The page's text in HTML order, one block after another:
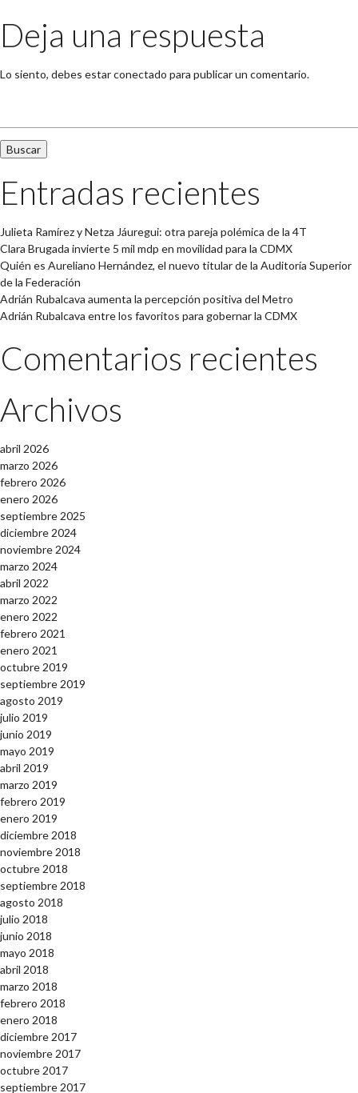
Deja una respuesta
Lo siento, debes estarconectado para publicar un comentario.
Entradas recientes
Julieta Ramírez y Netza Jáuregui: otra pareja polémica de la 4T
Clara Brugada invierte 5 mil mdp en movilidad para la CDMX
Quién es Aureliano Hernández, el nuevo titular de la Auditoría Superior
de la Federación
Adrián Rubalcava aumenta la percepción positiva del Metro
Adrián Rubalcava entre los favoritos para gobernar la CDMX
Comentarios recientes
Archivos
abril 2026
marzo 2026
febrero 2026
enero 2026
septiembre 2025
diciembre 2024
noviembre 2024
marzo 2024
abril 2022
marzo 2022
enero 2022
febrero 2021
enero 2021
octubre 2019
septiembre 2019
agosto 2019
julio 2019
junio 2019
mayo 2019
abril 2019
marzo 2019
febrero 2019
enero 2019
diciembre 2018
noviembre 2018
octubre 2018
septiembre 2018
agosto 2018
julio 2018
junio 2018
mayo 2018
abril 2018
marzo 2018
febrero 2018
enero 2018
diciembre 2017
noviembre 2017
octubre 2017
septiembre 2017